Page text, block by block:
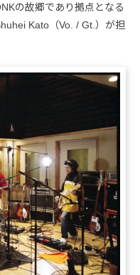
の故郷であり拠点となる
Kato（Vo. / Gt.）が担